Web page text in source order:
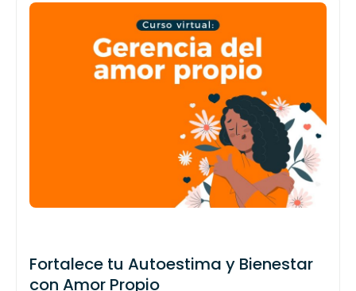
Fortalece tu Autoestima y Bienestar
con Amor Propio